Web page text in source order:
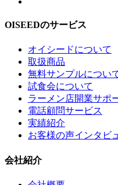
OISEEDのサービス
オイシードについて
取扱商品
無料サンプルについ
試食会について
ラーメン店開業サポ
電話顧問サービス
実績紹介
お客様の声インタビ
会社紹介